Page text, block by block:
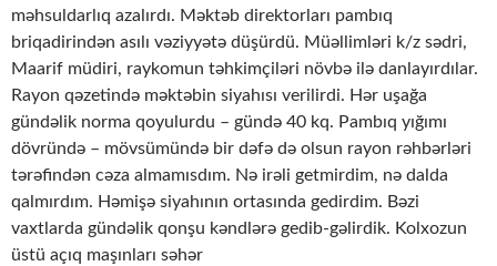
məhsuldarlıq azalırdı. Məktəb direktorları pambıq
briqadirindən asılı vəziyyətə düşürdü. Müəllimləri k/z sədri,
Maarif müdiri, raykomun təhkimçiləri növbə ilə danlayırdılar.
Rayon qəzetində məktəbin siyahısı verilirdi. Hər uşağa
gündəlik norma qoyulurdu – gündə 40 kq. Pambıq yığımı
dövründə – mövsümündə bir dəfə də olsun rayon rəhbərləri
tərəfindən cəza almamısdım. Nə irəli getmirdim, nə dalda
qalmırdım. Həmişə siyahının ortasında gedirdim. Bəzi
vaxtlarda gündəlik qonşu kəndlərə gedib-gəlirdik. Kolxozun
üstü açıq maşınları səhər